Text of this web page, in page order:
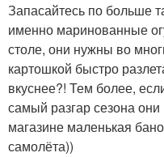
Запасайтесь по больше
именно маринованные
столе, они нужны во
картошкой быстро
вкуснее?! Тем более,
самый разгар сезона
магазине маленькая
самолёта))